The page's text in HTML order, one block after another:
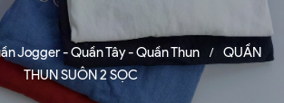
Jogger - Quần Tây - Quần Thun /
QUẦN
THUN SUÔN 2 SỌC